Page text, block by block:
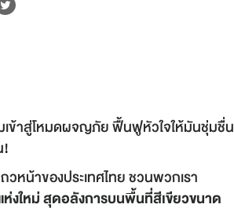
มเข้าสู่โหมดผจญภัย ฟื้นฟูหัวใจให้มันชุ่มชื่น
!
วหน้าของประเทศไทย ชวนพวกเรา
ห่งใหม่ สุดอลังการบนพื้นที่สีเขียวขนาด